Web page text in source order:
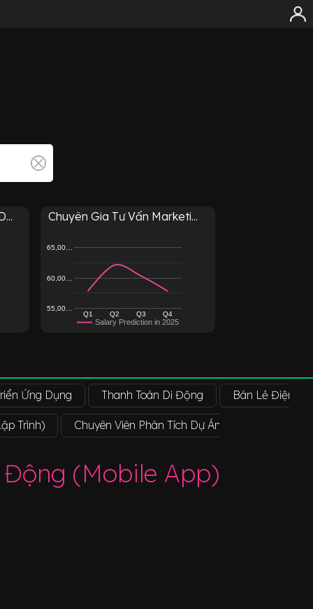
Chuyên Gia Tư Vấn Marketi...
Salary Prediction in 2025
Q1 Q2 Q3 Q4
55,00…
60,00…
65,00…
Ứng Dụng Thanh Toán Di Động Bán Lẻ Điện
Trình) Chuyên Viên Phân Tích Dự Án Ứng Dụng Di
Động (Mobile App)